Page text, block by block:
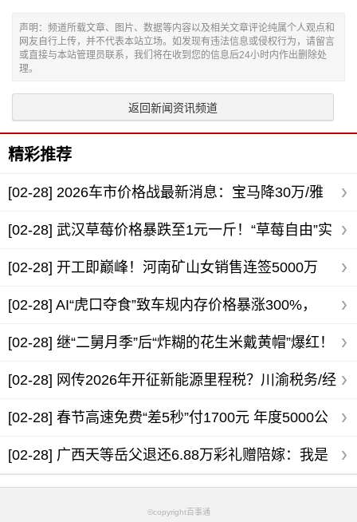
声明：频道所载文章、图片、数据等内容以及相关文章评论纯属个人观点和
网友自行上传，并不代表本站立场。如发现有违法信息或侵权行为，请留言
或直接与本站管理员联系，我们将在收到您的信息后24小时内作出删除处
理。
返回新闻资讯频道
精彩推荐
[02-28] 2026车市价格战最新消息：宝马降30万/雅
阁跌破14万_4月或迎来购车最佳时机
[02-28] 武汉草莓价格暴跌至1元一斤！“草莓自由”实
现，红颜草莓抢购正当时
[02-28] 开工即巅峰！河南矿山女销售连签5000万
+4000万大单，去年业绩4.2亿
[02-28] AI“虎口夺食”致车规内存价格暴涨300%，
2026年买车要趁早？
[02-28] 继“二舅月季”后“炸糊的花生米戴黄帽”爆红！
植物科普出圈全靠“离谱”
[02-28] 网传2026年开征新能源里程税？川渝税务/经
销商辟谣：假的！- 新能源汽车政策辟谣
[02-28] 春节高速免费“差5秒”付1700元 年度5000公
里免费额度可行吗？专家解读
[02-28] 广西天等岳父退还6.88万彩礼赠陪嫁：我是
嫁女儿不是卖女儿
©copyright百事通